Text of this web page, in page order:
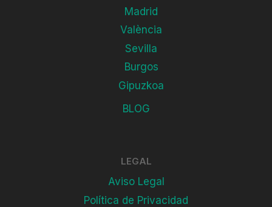
Madrid
València
Sevilla
Burgos
Gipuzkoa
BLOG
LEGAL
Aviso Legal
Política de Privacidad